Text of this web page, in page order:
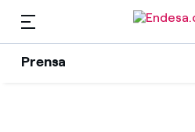
Prensa
Prensa
ES